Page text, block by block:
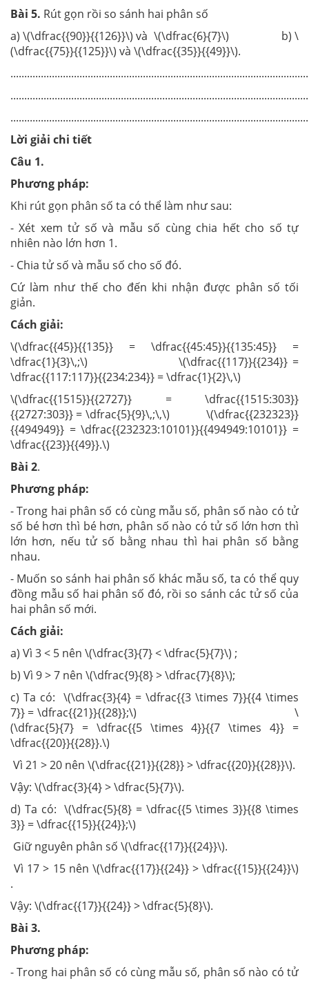
Bài 5. Rút gọn rồi so sánh hai phân số
a) \(\dfrac{{90}}{{126}}\) và \(\dfrac{6}{7}\) b) \
(\dfrac{{75}}{{125}}\) và \(\dfrac{{35}}{{49}}\).
Lời giải chi tiết
Câu 1.
Phương pháp:
Khi rút gọn phân số ta có thể làm như sau:
- Xét xem tử số và mẫu số cùng chia hết cho số tự
nhiên nào lớn hơn 1.
- Chia tử số và mẫu số cho số đó.
Cứ làm như thế cho đến khi nhận được phân số tối
giản.
Cách giải:
\(\dfrac{{45}}{{135}} = \dfrac{{45:45}}{{135:45}} =
\dfrac{1}{3}\,;\) \(\dfrac{{117}}{{234}} =
\dfrac{{117:117}}{{234:234}} = \dfrac{1}{2}\,\)
\(\dfrac{{1515}}{{2727}} = \dfrac{{1515:303}}
{{2727:303}} = \dfrac{5}{9}\,;\,\) \(\dfrac{{232323}}
{{494949}} = \dfrac{{232323:10101}}{{494949:10101}} =
\dfrac{{23}}{{49}}.\)
Bài 2.
Phương pháp:
- Trong hai phân số có cùng mẫu số, phân số nào có tử
số bé hơn thì bé hơn, phân số nào có tử số lớn hơn thì
lớn hơn, nếu tử số bằng nhau thì hai phân số bằng
nhau.
- Muốn so sánh hai phân số khác mẫu số, ta có thể quy
đồng mẫu số hai phân số đó, rồi so sánh các tử số của
hai phân số mới.
Cách giải:
a) Vì 3 < 5 nên \(\dfrac{3}{7} < \dfrac{5}{7}\) ;
b) Vì 9 > 7 nên \(\dfrac{9}{8} > \dfrac{7}{8}\);
c) Ta có: \(\dfrac{3}{4} = \dfrac{{3 \times 7}}{{4 \times
7}} = \dfrac{{21}}{{28}};\) \
(\dfrac{5}{7} = \dfrac{{5 \times 4}}{{7 \times 4}} =
\dfrac{{20}}{{28}}.\)
Vì 21 > 20 nên \(\dfrac{{21}}{{28}} > \dfrac{{20}}{{28}}\).
Vậy: \(\dfrac{3}{4} > \dfrac{5}{7}\).
d) Ta có: \(\dfrac{5}{8} = \dfrac{{5 \times 3}}{{8 \times
3}} = \dfrac{{15}}{{24}};\)
Giữ nguyên phân số \(\dfrac{{17}}{{24}}\).
Vì 17 > 15 nên \(\dfrac{{17}}{{24}} > \dfrac{{15}}{{24}}\)
.
Vậy: \(\dfrac{{17}}{{24}} > \dfrac{5}{8}\).
Bài 3.
Phương pháp:
- Trong hai phân số có cùng mẫu số, phân số nào có tử